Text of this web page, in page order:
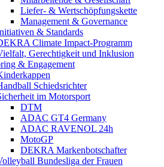
Liefer- & Wertschöpfungskette
Management & Governance
& Standards
Climate Impact-Programm
Gerechtigkeit und Inklusion​
& Engagement
Schiedsrichter
im Motorsport
DTM
ADAC GT4 Germany
ADAC RAVENOL 24h
MotoGP
DEKRA Markenbotschafter
Bundesliga der Frauen